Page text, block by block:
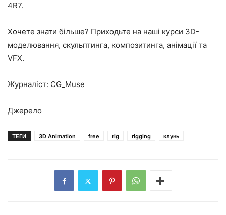
4R7.
Хочете знати більше? Приходьте на наші курси 3D-
моделювання, скульптинга, композитинга, анімації та
VFX.
Журналіст: CG_Muse
Джерело
ТЕГИ 3D Animation free rig rigging клунь